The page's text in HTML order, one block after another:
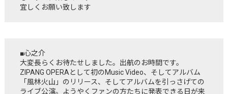
宜しくお願い致します
■心之介
大変⻑らくお待たせしました。出航のお時間です。
ZIPANG OPERAとして初のMusic Video、そしてアルバム
「風林火山」のリリース、そしてアルバムを引っさげての
ライブ公演。ようやくファンの方たちに発表できる日が来